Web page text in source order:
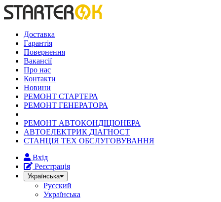
Доставка
Гарантія
Повернення
Вакансії
Про нас
Контакти
Новини
РЕМОНТ СТАРТЕРА
РЕМОНТ ГЕНЕРАТОРА
РЕМОНТ АВТОКОНДІЦІОНЕРА
АВТОЕЛЕКТРИК ДІАГНОСТ
СТАНЦІЯ ТЕХ ОБСЛУГОВУВАННЯ
Вхід
Реєстрація
Українська
Русский
Українська